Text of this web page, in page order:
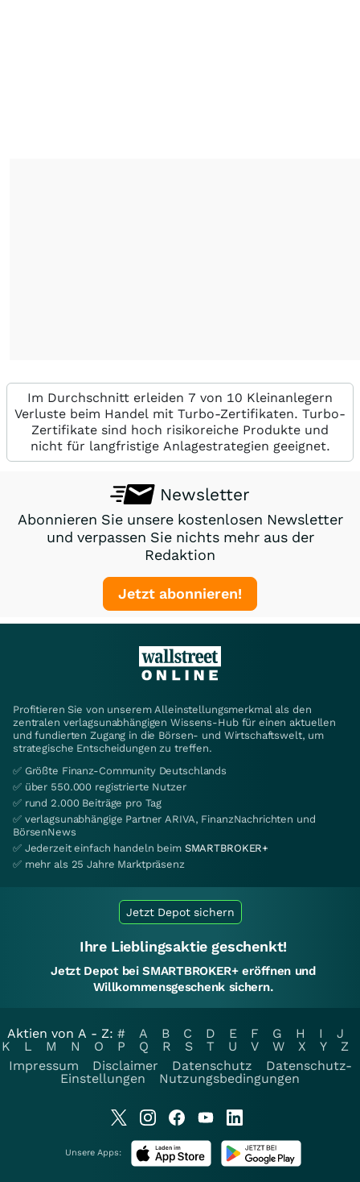
Im Durchschnitt erleiden 7 von 10 Kleinanlegern
Verluste beim Handel mit Turbo-Zertifikaten. Turbo-
Zertifikate sind hoch risikoreiche Produkte und
nicht für langfristige Anlagestrategien geeignet.
Newsletter
Abonnieren Sie unsere kostenlosen Newsletter
und verpassen Sie nichts mehr aus der
Redaktion
Jetzt abonnieren!
Profitieren Sie von unserem Alleinstellungsmerkmal als den
zentralen verlagsunabhängigen Wissens-Hub für einen aktuellen
und fundierten Zugang in die Börsen- und Wirtschaftswelt, um
strategische Entscheidungen zu treffen.
✅ Größte Finanz-Community Deutschlands
✅ über 550.000 registrierte Nutzer
✅ rund 2.000 Beiträge pro Tag
✅ verlagsunabhängige Partner ARIVA, FinanzNachrichten und
BörsenNews
✅ Jederzeit einfach handeln beim SMARTBROKER+
✅ mehr als 25 Jahre Marktpräsenz
Jetzt Depot sichern
Ihre Lieblingsaktie geschenkt!
Jetzt Depot bei SMARTBROKER+ eröffnen und
Willkommensgeschenk sichern.
Aktien von A - Z: # A B C D E F G H I
J
K
L M N O P Q R S T U V W X Y
Z
Impressum
Disclaimer Datenschutz
Datenschutz-
Einstellungen
Nutzungsbedingungen
Unsere Apps: